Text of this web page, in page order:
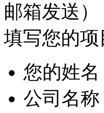
邮箱发送）
填写您的项
您的姓名
公司名称